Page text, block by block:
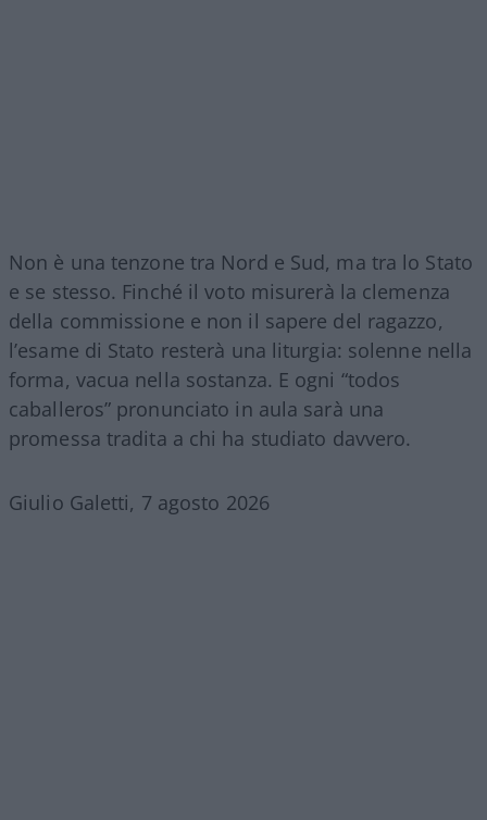
Non è una tenzone tra Nord e Sud, ma tra lo Stato
e se stesso. Finché il voto misurerà la clemenza
della commissione e non il sapere del ragazzo,
l’esame di Stato resterà una liturgia: solenne nella
forma, vacua nella sostanza. E ogni “todos
caballeros” pronunciato in aula sarà una
promessa tradita a chi ha studiato davvero.
Giulio Galetti, 7 agosto 2026